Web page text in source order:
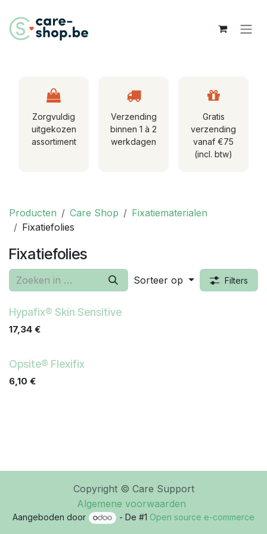
Zorgvuldig
uitgekozen
assortiment
Verzending
binnen 1 à 2
werkdagen
Gratis
verzending
vanaf €75
(incl. btw)
Producten Care Shop
Fixatiematerialen
Fixatiefolies
Fixatiefolies
Sorteer op Filters
Hypafix® Skin Sensitive
17,34 €
Opsite® Flexifix
6,10 €
Copyright © Care Support
Algemene voorwaarden
Aangeboden door - De #1 Open source e-commerce